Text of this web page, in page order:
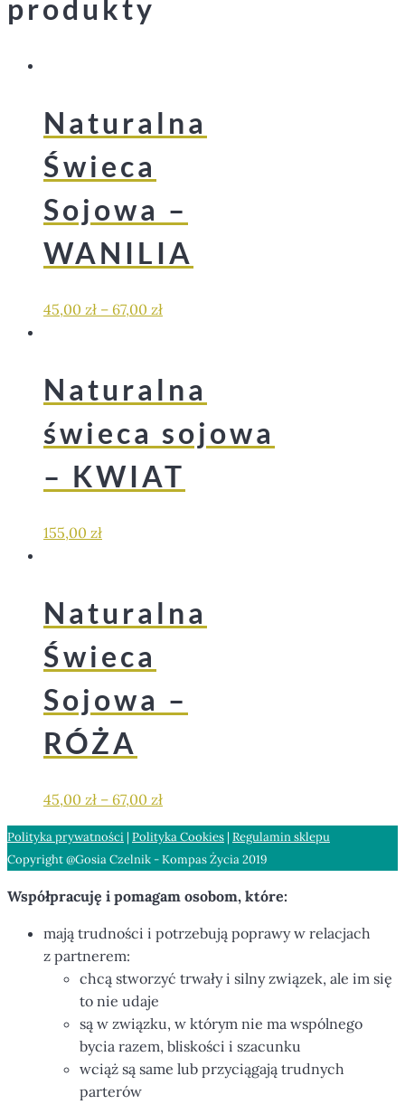
produkty
Naturalna
Świeca
Sojowa –
WANILIA
45,00 zł – 67,00 zł
Naturalna
świeca sojowa
– KWIAT
155,00 zł
Naturalna
Świeca
Sojowa –
RÓŻA
45,00 zł – 67,00 zł
Polityka prywatności | Polityka Cookies | Regulamin sklepu
Copyright @Gosia Czelnik - Kompas Życia 2019
Współpracuję i pomagam osobom, które:
mają trudności i potrzebują poprawy w relacjach
z partnerem:
chcą stworzyć trwały i silny związek, ale im się
to nie udaje
są w związku, w którym nie ma wspólnego
bycia razem, bliskości i szacunku
wciąż są same lub przyciągają trudnych
parterów